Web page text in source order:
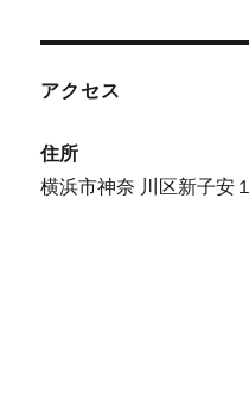
アクセス
住所
横浜市神奈 川区新子安